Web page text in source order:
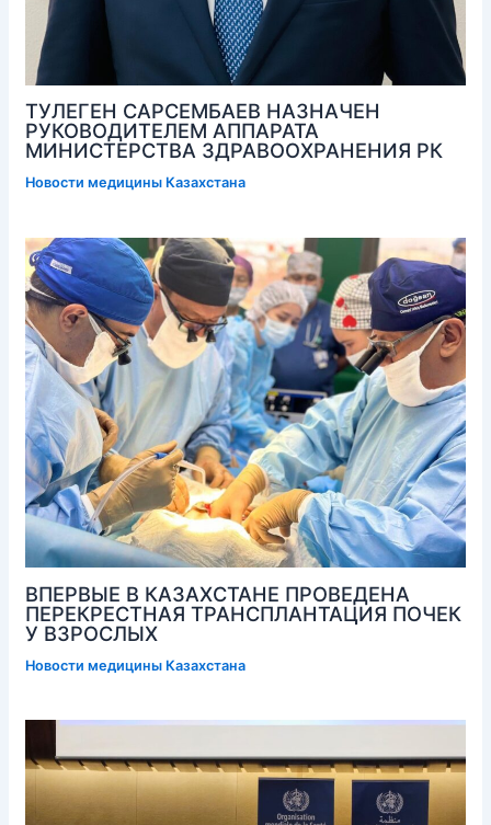
ТУЛЕГЕН САРСЕМБАЕВ НАЗНАЧЕН
РУКОВОДИТЕЛЕМ АППАРАТА
МИНИСТЕРСТВА ЗДРАВООХРАНЕНИЯ РК
Новости медицины Казахстана
ВПЕРВЫЕ В КАЗАХСТАНЕ ПРОВЕДЕНА
ПЕРЕКРЕСТНАЯ ТРАНСПЛАНТАЦИЯ ПОЧЕК
У ВЗРОСЛЫХ
Новости медицины Казахстана